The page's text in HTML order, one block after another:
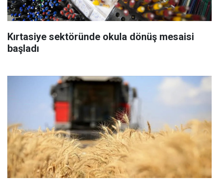
Kırtasiye sektöründe okula dönüş mesaisi
başladı